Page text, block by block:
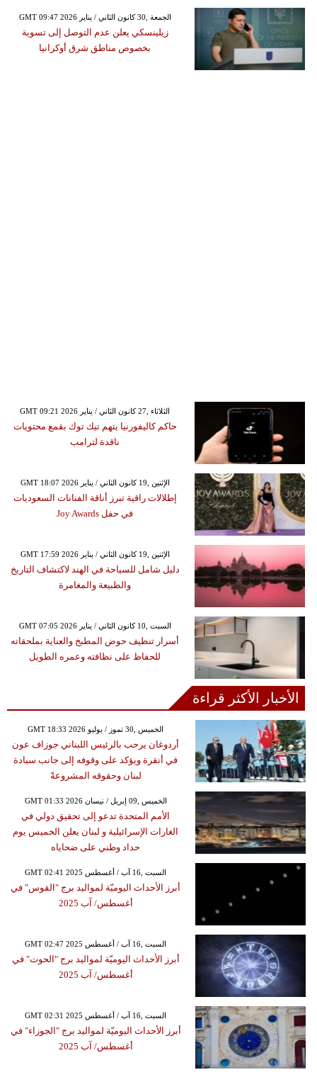
GMT 09:47 2026 الجمعة ,30 كانون الثاني / يناير
زيلينسكي يعلن عدم التوصل إلى تسوية
بخصوص مناطق شرق أوكرانيا
GMT 09:21 2026 الثلاثاء ,27 كانون الثاني / يناير
حاكم كاليفورنيا يتهم تيك توك بقمع محتويات
ناقدة لترامب
GMT 18:07 2026 الإثنين ,19 كانون الثاني / يناير
إطلالات راقية تبرز أناقة الفنانات السعوديات
في حفل Joy Awards
GMT 17:59 2026 الإثنين ,19 كانون الثاني / يناير
دليل شامل للسياحة في الهند لاكتشاف التاريخ
والطبيعة والمغامرة
GMT 07:05 2026 السبت ,10 كانون الثاني / يناير
أسرار تنظيف حوض المطبخ والعناية بملحقاته
للحفاظ على نظافته وعمره الطويل
الأخبار الأكثر قراءة
GMT 18:33 2026 الخميس ,30 تموز / يوليو
أردوغان يرحب بالرئيس اللبناني جوزاف عون
في أنقرة ويؤكد على وقوفه إلى جانب سيادة
لبنان وحقوقه المشروعةً
GMT 01:33 2026 الخميس ,09 إبريل / نيسان
الأمم المتحدة تدعو إلى تحقيق دولي في
الغارات الإسرائيلية و لبنان يعلن الخميس يوم
حداد وطني على ضحاياه
GMT 02:41 2025 السبت ,16 آب / أغسطس
أبرز الأحداث اليوميّة لمواليد برج "القوس" في
أغسطس/ آب 2025
GMT 02:47 2025 السبت ,16 آب / أغسطس
أبرز الأحداث اليوميّة لمواليد برج "الحوت" في
أغسطس/ آب 2025
GMT 02:31 2025 السبت ,16 آب / أغسطس
أبرز الأحداث اليوميّة لمواليد برج "الجوزاء" في
أغسطس/ آب 2025